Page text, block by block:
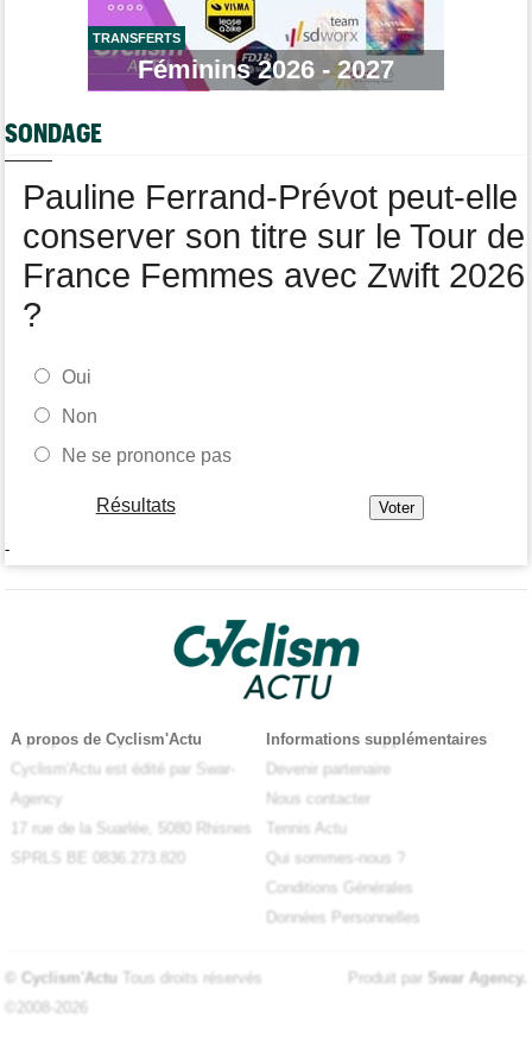
Émilien Jacquelin va faire ses grands débuts en compétition le
16 août !
Robert Gesink : "Le cyclisme moderne est beaucoup plus
TRANSFERTS
Féminins 2026 - 2027
SONDAGE
Pauline Ferrand-Prévot peut-elle
conserver son titre sur le Tour de
France Femmes avec Zwift 2026
?
Oui
Non
Ne se prononce pas
Résultats
-
A propos de Cyclism'Actu
Cyclism'Actu est édité par Swar-
Agency
17 rue de la Suarlée, 5080 Rhisnes
SPRLS BE 0836.273.820
Informations supplémentaires
Devenir partenaire
Nous contacter
Tennis Actu
Qui sommes-nous ?
Conditions Générales
Données Personnelles
© Cyclism'Actu Tous droits réservés
©2008-2026
Produit par Swar Agency.